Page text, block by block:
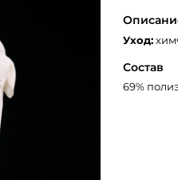
Уход:
Состав
69%